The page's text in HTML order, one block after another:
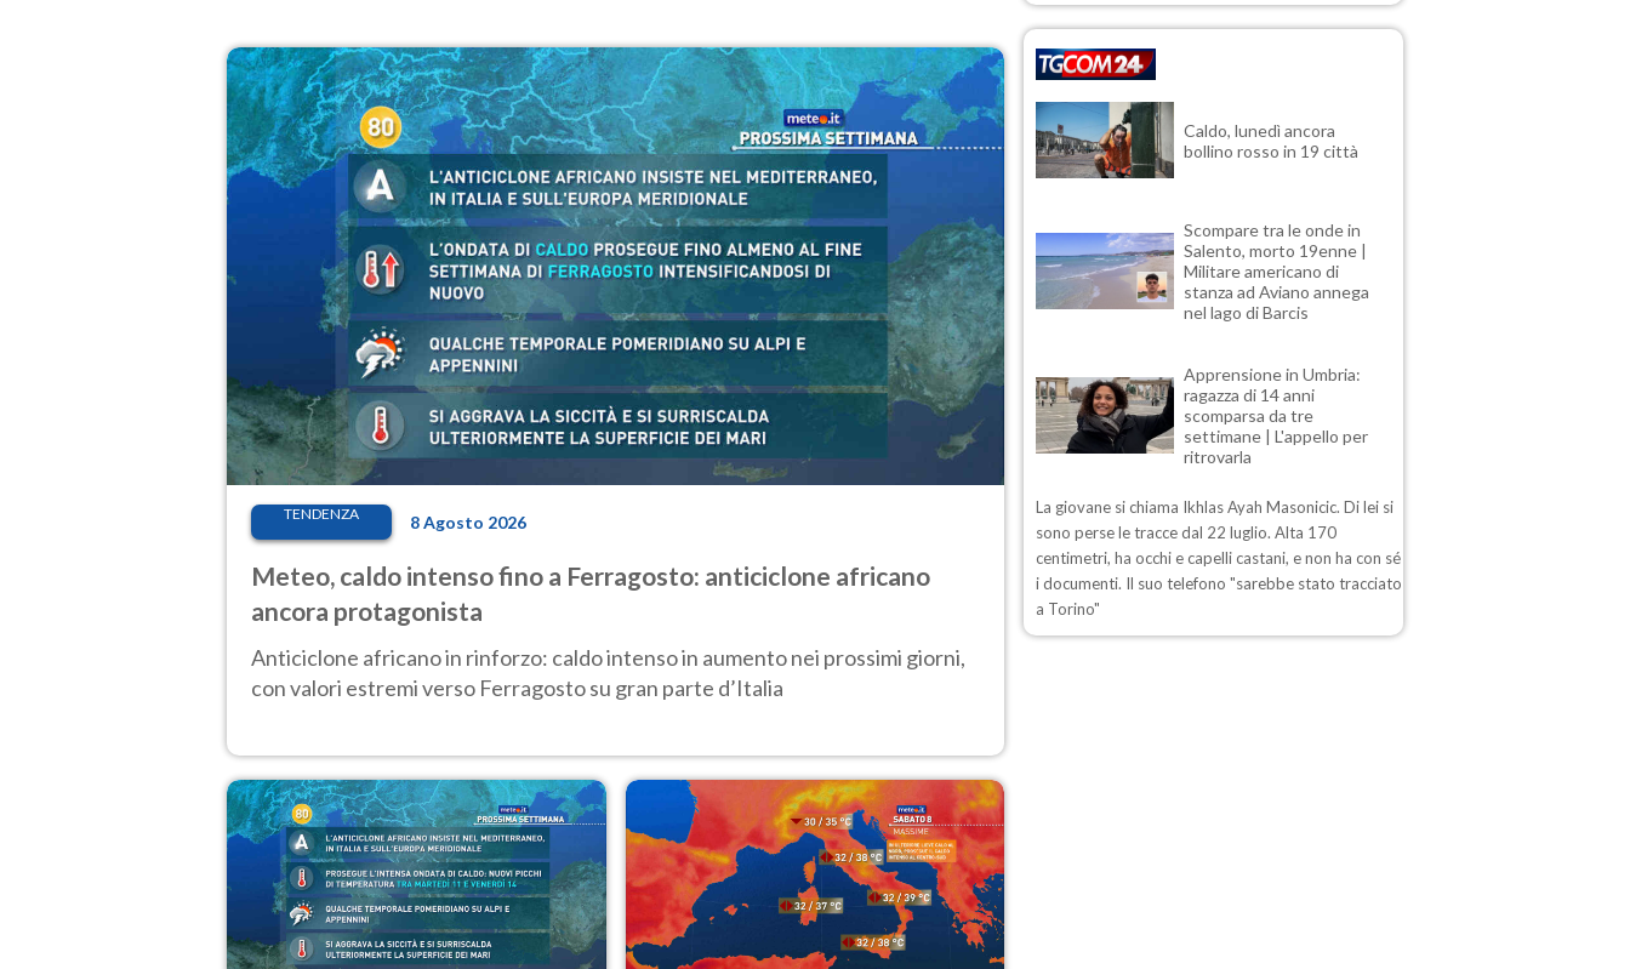
TENDENZA 8 Agosto 2026
Meteo, caldo intenso fino a Ferragosto: anticiclone africano
ancora protagonista
Anticiclone africano in rinforzo: caldo intenso in aumento nei prossimi giorni,
con valori estremi verso Ferragosto su gran parte d’Italia
Caldo, lunedì ancora
bollino rosso in 19 città
Scompare tra le onde in
Salento, morto 19enne |
Militare americano di
stanza ad Aviano annega
nel lago di Barcis
Apprensione in Umbria:
ragazza di 14 anni
scomparsa da tre
settimane | L'appello per
ritrovarla
La giovane si chiama Ikhlas Ayah Masonicic. Di lei si
sono perse le tracce dal 22 luglio. Alta 170
centimetri, ha occhi e capelli castani, e non ha con sé
i documenti. Il suo telefono "sarebbe stato tracciato
a Torino"